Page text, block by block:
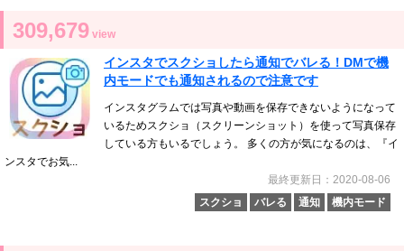
309,679 view
インスタでスクショしたら通知でバレる！DMで機
内モードでも通知されるので注意です
インスタグラムでは写真や動画を保存できないようになって
いるためスクショ（スクリーンショット）を使って写真保存
している方もいるでしょう。 多くの方が気になるのは、『イ
ンスタでお気...
最終更新日：2020-08-06
スクショ
バレる 通知 機内モード